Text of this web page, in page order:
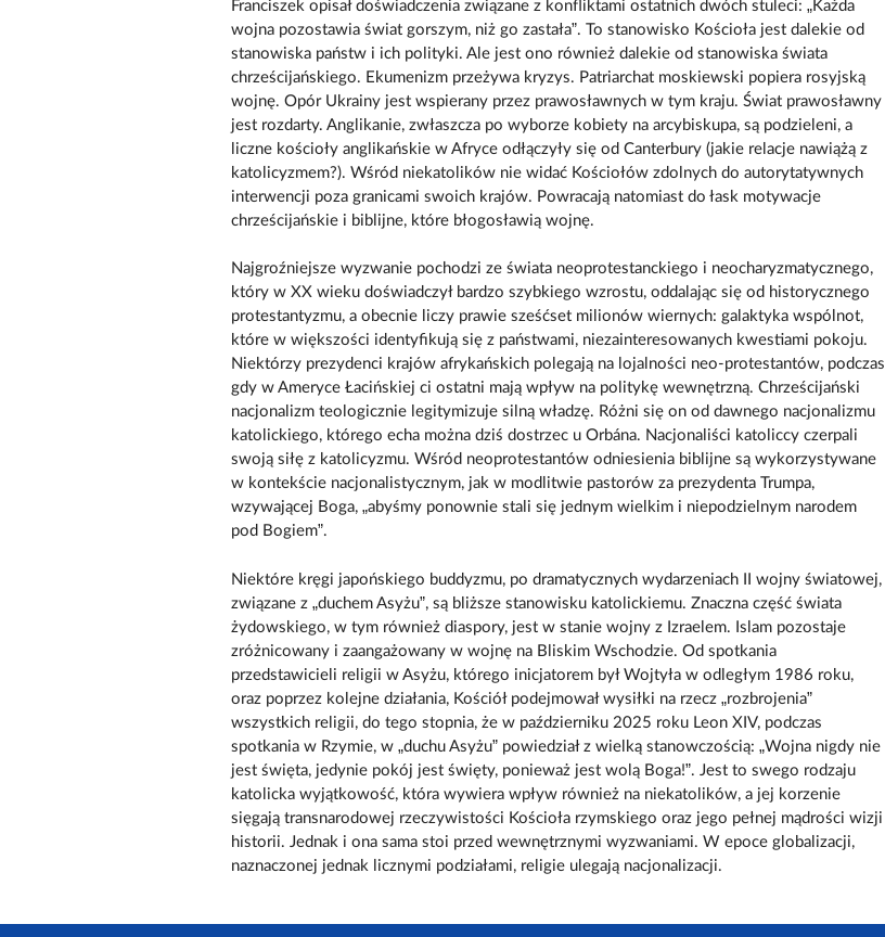
Franciszek opisał doświadczenia związane z konfliktami ostatnich dwóch stuleci: „Każda
wojna pozostawia świat gorszym, niż go zastała”. To stanowisko Kościoła jest dalekie od
stanowiska państw i ich polityki. Ale jest ono również dalekie od stanowiska świata
chrześcijańskiego. Ekumenizm przeżywa kryzys. Patriarchat moskiewski popiera rosyjską
wojnę. Opór Ukrainy jest wspierany przez prawosławnych w tym kraju. Świat prawosławny
jest rozdarty. Anglikanie, zwłaszcza po wyborze kobiety na arcybiskupa, są podzieleni, a
liczne kościoły anglikańskie w Afryce odłączyły się od Canterbury (jakie relacje nawiążą z
katolicyzmem?). Wśród niekatolików nie widać Kościołów zdolnych do autorytatywnych
interwencji poza granicami swoich krajów. Powracają natomiast do łask motywacje
chrześcijańskie i biblijne, które błogosławią wojnę.
Najgroźniejsze wyzwanie pochodzi ze świata neoprotestanckiego i neocharyzmatycznego,
który w XX wieku doświadczył bardzo szybkiego wzrostu, oddalając się od historycznego
protestantyzmu, a obecnie liczy prawie sześćset milionów wiernych: galaktyka wspólnot,
które w większości identyfikują się z państwami, niezainteresowanych kwestiami pokoju.
Niektórzy prezydenci krajów afrykańskich polegają na lojalności neo-protestantów, podczas
gdy w Ameryce Łacińskiej ci ostatni mają wpływ na politykę wewnętrzną. Chrześcijański
nacjonalizm teologicznie legitymizuje silną władzę. Różni się on od dawnego nacjonalizmu
katolickiego, którego echa można dziś dostrzec u Orbána. Nacjonaliści katoliccy czerpali
swoją siłę z katolicyzmu. Wśród neoprotestantów odniesienia biblijne są wykorzystywane
w kontekście nacjonalistycznym, jak w modlitwie pastorów za prezydenta Trumpa,
wzywającej Boga, „abyśmy ponownie stali się jednym wielkim i niepodzielnym narodem
pod Bogiem”.
Niektóre kręgi japońskiego buddyzmu, po dramatycznych wydarzeniach II wojny światowej,
związane z „duchem Asyżu”, są bliższe stanowisku katolickiemu. Znaczna część świata
żydowskiego, w tym również diaspory, jest w stanie wojny z Izraelem. Islam pozostaje
zróżnicowany i zaangażowany w wojnę na Bliskim Wschodzie. Od spotkania
przedstawicieli religii w Asyżu, którego inicjatorem był Wojtyła w odległym 1986 roku,
oraz poprzez kolejne działania, Kościół podejmował wysiłki na rzecz „rozbrojenia”
wszystkich religii, do tego stopnia, że w październiku 2025 roku Leon XIV, podczas
spotkania w Rzymie, w „duchu Asyżu” powiedział z wielką stanowczością: „Wojna nigdy nie
jest święta, jedynie pokój jest święty, ponieważ jest wolą Boga!”. Jest to swego rodzaju
katolicka wyjątkowość, która wywiera wpływ również na niekatolików, a jej korzenie
sięgają transnarodowej rzeczywistości Kościoła rzymskiego oraz jego pełnej mądrości wizji
historii. Jednak i ona sama stoi przed wewnętrznymi wyzwaniami. W epoce globalizacji,
naznaczonej jednak licznymi podziałami, religie ulegają nacjonalizacji.